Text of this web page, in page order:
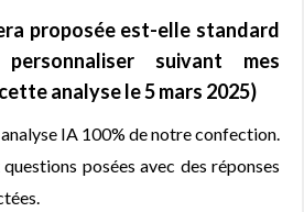
proposée est-elle standard
suivant mes
analyse le 5 mars 2025)
IA 100% de notre confection.
posées avec des réponses